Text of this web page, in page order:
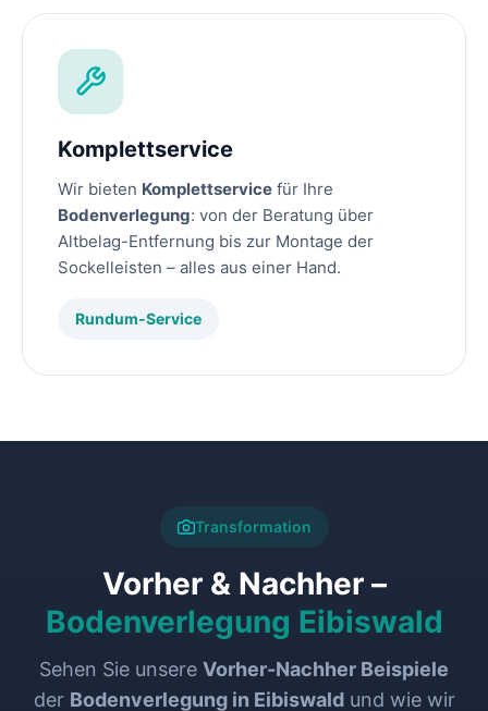
Komplettservice
Wir bieten Komplettservice für Ihre
Bodenverlegung: von der Beratung über
Altbelag-Entfernung bis zur Montage der
Sockelleisten – alles aus einer Hand.
Rundum-Service
Transformation
Vorher & Nachher –
Bodenverlegung Eibiswald
Sehen Sie unsere Vorher-Nachher Beispiele
der Bodenverlegung in Eibiswaldund wie wir